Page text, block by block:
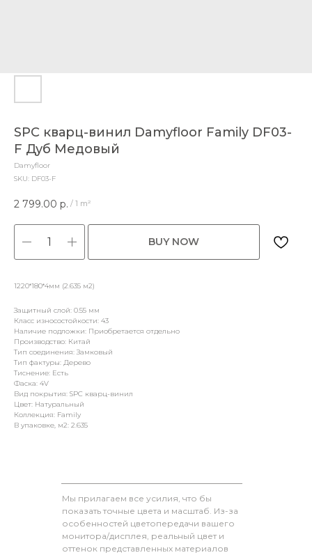
SPC кварц-винил Damyfloor Family DF03-
F Дуб Медовый
Damyfloor
SKU: DF03-F
2 799.00 р. / 1 m²
BUY NOW
1220*180*4мм (2.635 м2)
Защитный слой: 0.55 мм
Класс износостойкости: 43
Наличие подложки: Приобретается отдельно
Производство: Китай
Тип соединения: Замковый
Тип фактуры: Дерево
Тиснение: Есть
Фаска: 4V
Вид покрытия: SPC кварц-винил
Цвет: Натуральный
Коллекция: Family
В упаковке, м2: 2.635
Мы прилагаем все усилия, что бы
показать точные цвета и масштаб. Из-за
особенностей цветопередачи вашего
монитора/дисплея, реальный цвет и
оттенок представленных материалов